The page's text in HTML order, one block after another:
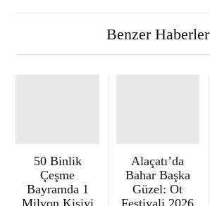
Benzer Haberler
50 Binlik
Çeşme
Bayramda 1
Milyon Kişiyi
Alaçatı’da
Bahar Başka
Güzel: Ot
Festivali 2026